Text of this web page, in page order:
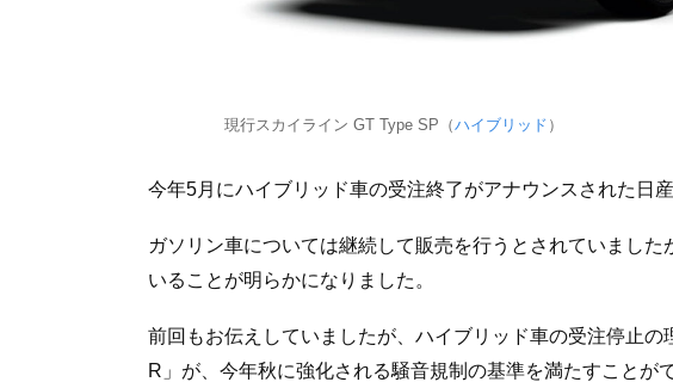
現行スカイライン GT Type SP（ハイブリッド ）
今年5月にハイブリッド車の受注終了がアナウンスされた日産
ガソリン車については継続して販売を行うとされていまし
いることが明らかになりました。
前回もお伝えしていましたが、ハイブリッド車の受注停止
R」が、今年秋に強化される騒音規制の基準を満たすことが